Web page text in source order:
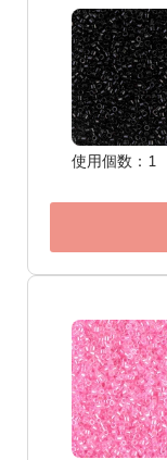
使用個数：1